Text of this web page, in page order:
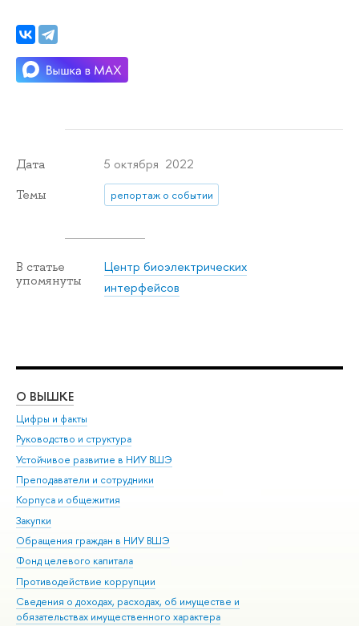
Дата 5 октября 2022
Темы репортаж о событии
В статье
упомянуты
Центр биоэлектрических
интерфейсов
О ВЫШКЕ
Цифры и факты
Руководство и структура
Устойчивое развитие в НИУ ВШЭ
Преподаватели и сотрудники
Корпуса и общежития
Закупки
Обращения граждан в НИУ ВШЭ
Фонд целевого капитала
Противодействие коррупции
Сведения о доходах, расходах, об имуществе и
обязательствах имущественного характера